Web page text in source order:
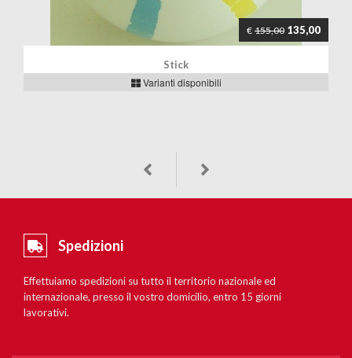
€ 155,00 135,00
Stick
Varianti disponibili
Spedizioni
Effettuiamo spedizioni su tutto il territorio nazionale ed
internazionale, presso il vostro domicilio, entro 15 giorni
lavorativi.